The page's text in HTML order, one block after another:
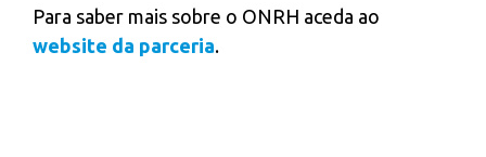
Para saber mais sobre o ONRH aceda ao
website da parceria.